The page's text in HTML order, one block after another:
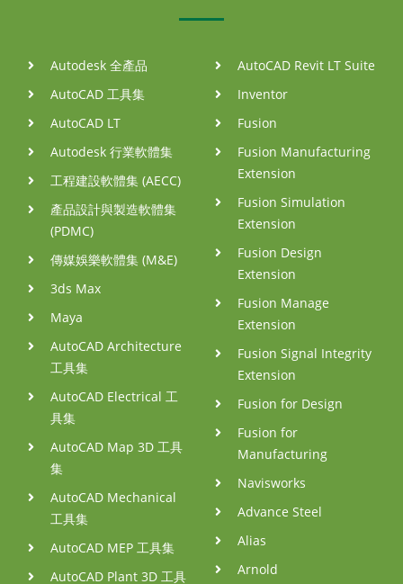
Autodesk 全產品
AutoCAD 工具集
AutoCAD LT
Autodesk 行業軟體集
工程建設軟體集 (AECC)
產品設計與製造軟體集
(PDMC)
傳媒娛樂軟體集 (M&E)
3ds Max
Maya
AutoCAD Architecture
工具集
AutoCAD Electrical 工
具集
AutoCAD Map 3D 工具
集
AutoCAD Mechanical
工具集
AutoCAD MEP 工具集
AutoCAD Plant 3D 工具
AutoCAD Revit LT Suite
Inventor
Fusion
Fusion Manufacturing
Extension
Fusion Simulation
Extension
Fusion Design
Extension
Fusion Manage
Extension
Fusion Signal Integrity
Extension
Fusion for Design
Fusion for
Manufacturing
Navisworks
Advance Steel
Alias
Arnold